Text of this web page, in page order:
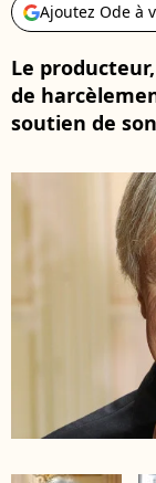
Ajoutez Ode à
Le
de
soutien de